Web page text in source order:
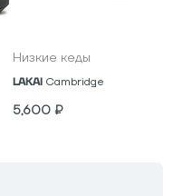
Низкие кеды
LAKAI Cambridge
5,600 ₽